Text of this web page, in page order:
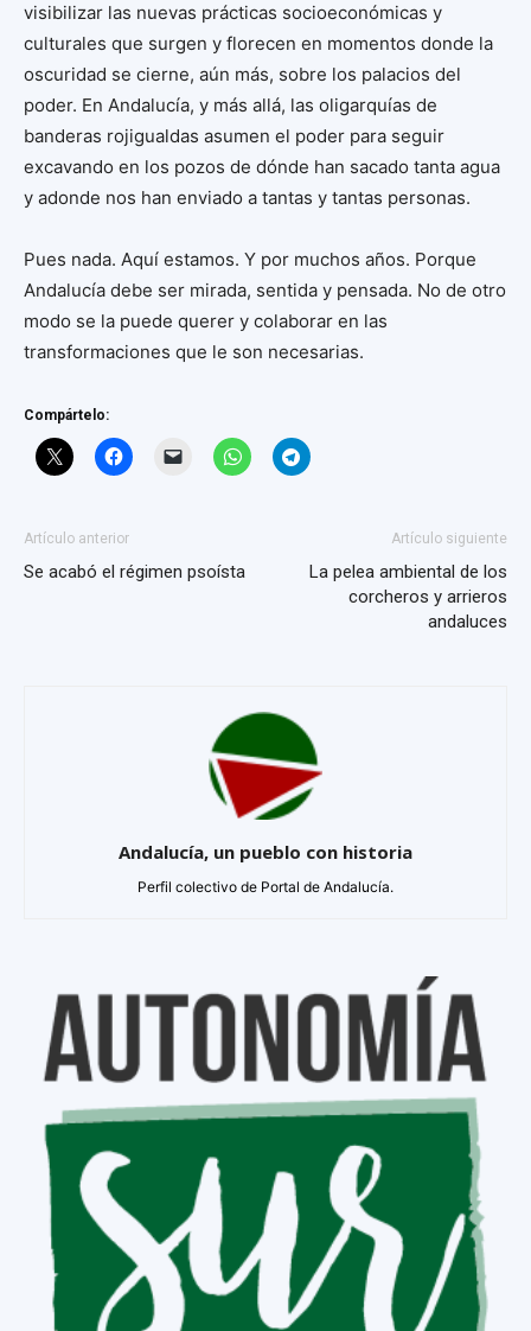
visibilizar las nuevas prácticas socioeconómicas y
culturales que surgen y florecen en momentos donde la
oscuridad se cierne, aún más, sobre los palacios del
poder. En Andalucía, y más allá, las oligarquías de
banderas rojigualdas asumen el poder para seguir
excavando en los pozos de dónde han sacado tanta agua
y adonde nos han enviado a tantas y tantas personas.
Pues nada. Aquí estamos. Y por muchos años. Porque
Andalucía debe ser mirada, sentida y pensada. No de otro
modo se la puede querer y colaborar en las
transformaciones que le son necesarias.
Compártelo:
Artículo anterior
Se acabó el régimen psoísta
Artículo siguiente
La pelea ambiental de los
corcheros y arrieros
andaluces
Andalucía, un pueblo con historia
Perfil colectivo de Portal de Andalucía.